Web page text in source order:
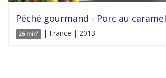
Péché gourmand - Porc au caramel
26 min' | France | 2013